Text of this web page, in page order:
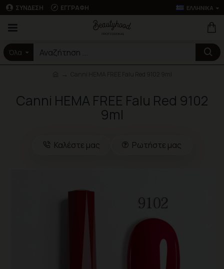
ΣΎΝΔΕΣΗ ΕΓΓΡΑΦΉ ΕΛΛΗΝΙΚΆ
Όλα
Canni HEMA FREE Falu Red 9102
9ml
Καλέστε μας Ρωτήστε μας